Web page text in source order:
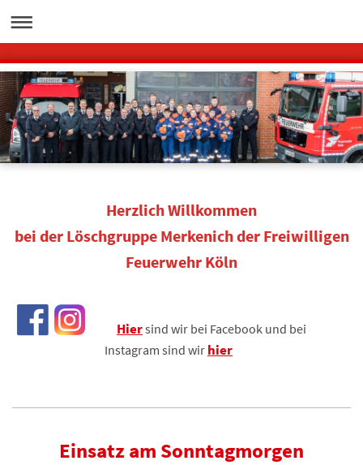
Herzlich Willkommen
bei der Löschgruppe Merkenichder Freiwilligen
Feuerwehr Köln
Hiersind wir bei Facebook und bei
Instagram sind wir hier
Einsatz am Sonntagmorgen